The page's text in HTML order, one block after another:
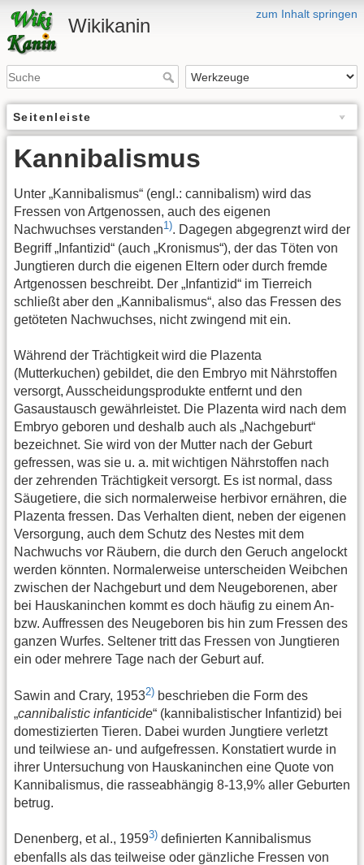
zum Inhalt springen
Wikikanin
Seitenleiste
Kannibalismus
Unter „Kannibalismus“ (engl.: cannibalism) wird das
Fressen von Artgenossen, auch des eigenen
Nachwuchses verstanden1). Dagegen abgegrenzt wird der
Begriff „Infantizid“ (auch „Kronismus“), der das Töten von
Jungtieren durch die eigenen Eltern oder durch fremde
Artgenossen beschreibt. Der „Infantizid“ im Tierreich
schließt aber den „Kannibalismus“, also das Fressen des
getöteten Nachwuchses, nicht zwingend mit ein.
Während der Trächtigkeit wird die Plazenta
(Mutterkuchen) gebildet, die den Embryo mit Nährstoffen
versorgt, Ausscheidungsprodukte entfernt und den
Gasaustausch gewährleistet. Die Plazenta wird nach dem
Embryo geboren und deshalb auch als „Nachgeburt“
bezeichnet. Sie wird von der Mutter nach der Geburt
gefressen, was sie u. a. mit wichtigen Nährstoffen nach
der zehrenden Trächtigkeit versorgt. Es ist normal, dass
Säugetiere, die sich normalerweise herbivor ernähren, die
Plazenta fressen. Das Verhalten dient, neben der eigenen
Versorgung, auch dem Schutz des Nestes mit dem
Nachwuchs vor Räubern, die durch den Geruch angelockt
werden könnten. Normalerweise unterscheiden Weibchen
zwischen der Nachgeburt und dem Neugeborenen, aber
bei Hauskaninchen kommt es doch häufig zu einem An-
bzw. Auffressen des Neugeboren bis hin zum Fressen des
ganzen Wurfes. Seltener tritt das Fressen von Jungtieren
ein oder mehrere Tage nach der Geburt auf.
Sawin and Crary, 19532) beschrieben die Form des
„cannibalistic infanticide“ (kannibalistischer Infantizid) bei
domestizierten Tieren. Dabei wurden Jungtiere verletzt
und teilwiese an- und aufgefressen. Konstatiert wurde in
ihrer Untersuchung von Hauskaninchen eine Quote von
Kannibalismus, die rasseabhängig 8-13,9% aller Geburten
betrug.
Denenberg, et al., 19593) definierten Kannibalismus
ebenfalls als das teilweise oder gänzliche Fressen von